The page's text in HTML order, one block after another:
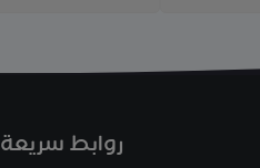
روابط سريعة